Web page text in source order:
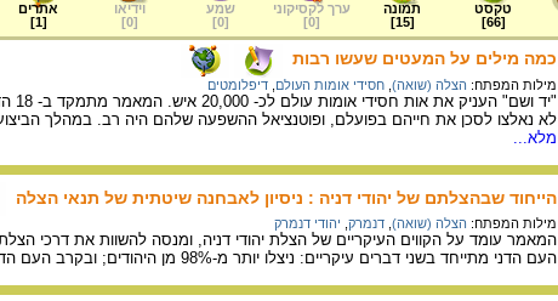
טקסט
[
66
]
תמונה
[
15
]
ערך לקסיקוני
[
0
]
שמע
[
0
]
וידיאו
[
0
]
אתרים
[
1
]
כמה מילים על המעטים שעשו רבות
מילות המפתח: הצלה (שואה) חסידי אומות העולם דיפלומטים
לא נאלצו לסכן את חייהם בפועלם, ופוטנציאל ההשפעה שלהם היה רב. במהלך
מלא...
הייחוד שבהצלתם של יהודי דניה : ניסיון לאבחנה שיטתית של תנאי הצלה
מילות המפתח: הצלה (שואה) דנמרק יהודי דנמרק
העם הדני מתייחד בשני דברים עיקריים: ניצלו יותר מ-98% מן היהודים; ובקרב העם הדני שררה תמימות-דעים ראשונית, שעליו להציל את היהודים.